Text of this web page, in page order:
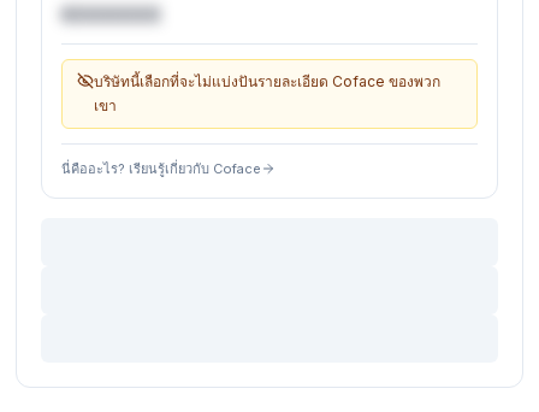
€XXXXXX
บริษัทนี้เลือกที่จะไม่แบ่งปันรายละเอียด Coface ของพวก
เขา
นี่คืออะไร? เรียนรู้เกี่ยวกับ Coface